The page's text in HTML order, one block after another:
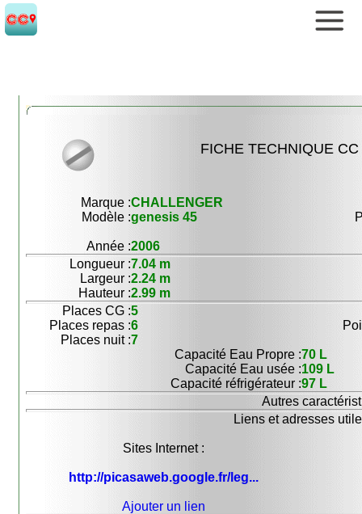
FICHE TECHNIQUE CC
Marque :CHALLENGER
Modèle :genesis 45
Année :2006
Longueur :7.04 m
Largeur :2.24 m
Hauteur :2.99 m
Places CG :5
Places repas :6
Places nuit :7
Capacité Eau Propre :70 L
Capacité Eau usée :109 L
Capacité réfrigérateur :97 L
Autres
Liens et adresses
Sites Internet :
http://picasaweb.google.fr/leg...
Ajouter un lien